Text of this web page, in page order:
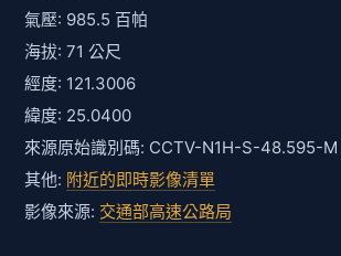
氣壓: 985.5 百帕
海拔: 71 公尺
經度: 121.3006
緯度: 25.0400
來源原始識別碼: CCTV-N1H-S-48.595-M
其他: 附近的即時影像清單
影像來源: 交通部高速公路局